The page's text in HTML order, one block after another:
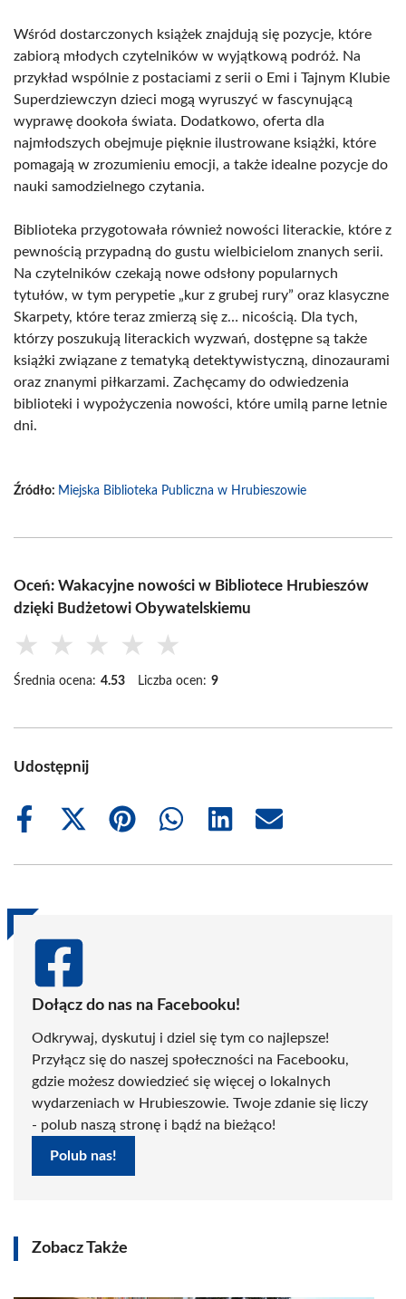
Wśród dostarczonych książek znajdują się pozycje, które
zabiorą młodych czytelników w wyjątkową podróż. Na
przykład wspólnie z postaciami z serii o Emi i Tajnym Klubie
Superdziewczyn dzieci mogą wyruszyć w fascynującą
wyprawę dookoła świata. Dodatkowo, oferta dla
najmłodszych obejmuje pięknie ilustrowane książki, które
pomagają w zrozumieniu emocji, a także idealne pozycje do
nauki samodzielnego czytania.
Biblioteka przygotowała również nowości literackie, które z
pewnością przypadną do gustu wielbicielom znanych serii.
Na czytelników czekają nowe odsłony popularnych
tytułów, w tym perypetie „kur z grubej rury” oraz klasyczne
Skarpety, które teraz zmierzą się z… nicością. Dla tych,
którzy poszukują literackich wyzwań, dostępne są także
książki związane z tematyką detektywistyczną, dinozaurami
oraz znanymi piłkarzami. Zachęcamy do odwiedzenia
biblioteki i wypożyczenia nowości, które umilą parne letnie
dni.
Źródło: Miejska Biblioteka Publiczna w Hrubieszowie
Oceń: Wakacyjne nowości w Bibliotece Hrubieszów
dzięki Budżetowi Obywatelskiemu
★ ★ ★ ★ ★
Średnia ocena: 4.53 Liczba ocen: 9
Udostępnij
Share
Share
(Twitter)
Share
Share
Share
Share
Dołącz do nas na Facebooku!
Odkrywaj, dyskutuj i dziel się tym co najlepsze!
Przyłącz się do naszej społeczności na Facebooku,
gdzie możesz dowiedzieć się więcej o lokalnych
wydarzeniach w Hrubieszowie. Twoje zdanie się liczy
- polub naszą stronę i bądź na bieżąco!
Polub nas!
Zobacz Także